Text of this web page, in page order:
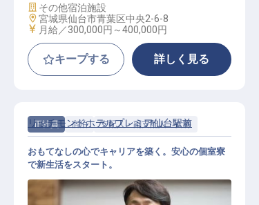
施設業態
その他宿泊施設
勤務地
宮城県仙台市青葉区中央2-6-8
給与
月給／300,000円～400,000円
キープする 詳しく見る
正社員 宿泊 支配人・副支配人・女将
リッチモンドホテルプレミア仙台駅前
おもてなしの心でキャリアを築く。安心の個室寮
で新生活をスタート。